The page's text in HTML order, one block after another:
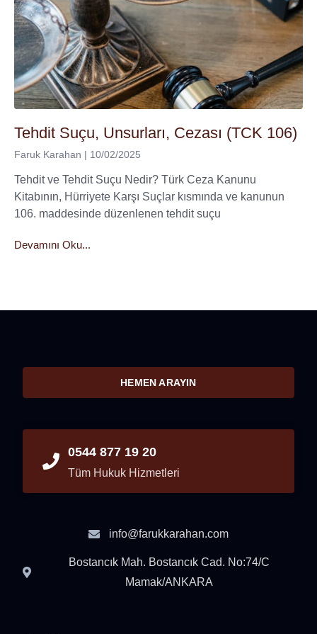
Tehdit Suçu, Unsurları, Cezası (TCK 106)
Faruk Karahan 10/02/2025
Tehdit ve Tehdit Suçu Nedir? Türk Ceza Kanunu
Kitabının, Hürriyete Karşı Suçlar kısmında ve kanunun
106. maddesinde düzenlenen tehdit suçu
Devamını Oku...
HEMEN ARAYIN
0544 877 19 20
Tüm Hukuk Hizmetleri
info@farukkarahan.com
Bostancık Mah. Bostancık Cad. No:74/C
Mamak/ANKARA